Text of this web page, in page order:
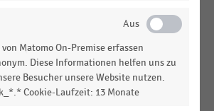
mit Migrationshintergrund in
(2013)
EINZELHANDEL|STATISTIK
Auswirkungen der Zuwanderung nach
Matomo On-Premise erfassen
Diese Informationen helfen uns zu
Besucher unsere Website nutzen.
Cookie-Laufzeit: 13 Monate